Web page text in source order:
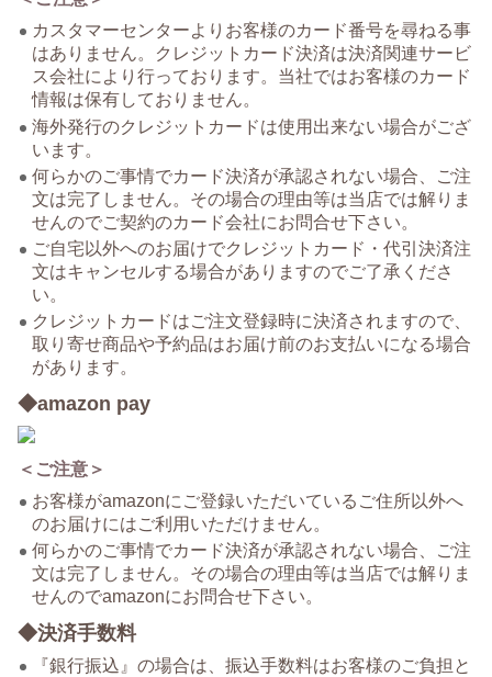
カスタマーセンターよりお客様のカード番号を尋ねる事
はありません。クレジットカード決済は決済関連サービ
ス会社により行っております。当社ではお客様のカード
情報は保有しておりません。
海外発行のクレジットカードは使用出来ない場合がござ
います。
何らかのご事情でカード決済が承認されない場合、ご注
文は完了しません。その場合の理由等は当店では解りま
せんのでご契約のカード会社にお問合せ下さい。
ご自宅以外へのお届けでクレジットカード・代引決済注
文はキャンセルする場合がありますのでご了承くださ
い。
クレジットカードはご注文登録時に決済されますので、
取り寄せ商品や予約品はお届け前のお支払いになる場合
があります。
◆amazon pay
＜ご注意＞
お客様がamazonにご登録いただいているご住所以外へ
のお届けにはご利用いただけません。
何らかのご事情でカード決済が承認されない場合、ご注
文は完了しません。その場合の理由等は当店では解りま
せんのでamazonにお問合せ下さい。
◆決済手数料
『銀行振込』の場合は、振込手数料はお客様のご負担と